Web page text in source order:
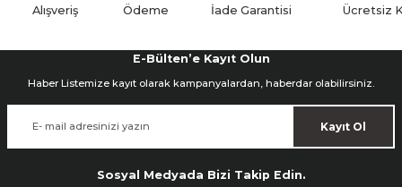
Alışveriş
Ödeme
İade Garantisi
Ücretsiz
E-Bülten’e Kayıt Olun
Haber Listemize kayıt olarak kampanyalardan, haberdar olabilirsiniz.
Kayıt Ol
Sosyal Medyada Bizi Takip Edin.